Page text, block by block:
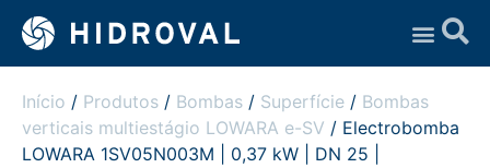
Início / Produtos / Bombas / Superfície / Bombas
verticais multiestágio LOWARA e-SV / Electrobomba
LOWARA 1SV05N003M | 0,37 kW | DN 25 |